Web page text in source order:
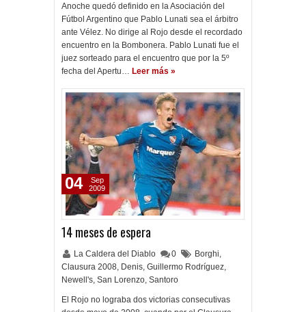
Anoche quedó definido en la Asociación del
Fútbol Argentino que Pablo Lunati sea el árbitro
ante Vélez. No dirige al Rojo desde el recordado
encuentro en la Bombonera. Pablo Lunati fue el
juez sorteado para el encuentro que por la 5º
fecha del Apertu… Leer más »
14 meses de espera
La Caldera del Diablo 0 Borghi,
Clausura 2008, Denis, Guillermo Rodríguez,
Newell's, San Lorenzo, Santoro
El Rojo no lograba dos victorias consecutivas
04
Sep
2009